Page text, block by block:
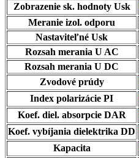
Zobrazenie sk. hodnoty Usk
Meranie izol. odporu
Nastaviteľné Usk
Rozsah merania U AC
Rozsah merania U DC
Zvodové prúdy
Index polarizácie PI
Koef. diel. absorpcie DAR
Koef. vybíjania dielektrika DD
Kapacita